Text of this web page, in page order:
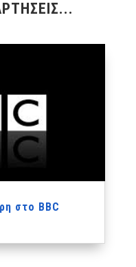
στο BBC